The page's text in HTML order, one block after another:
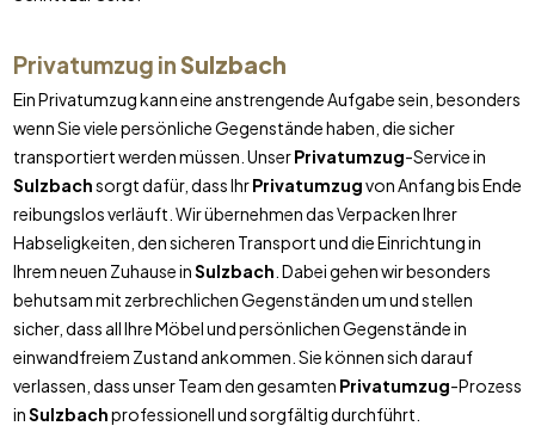
Privatumzug inSulzbach
Ein Privatumzug kann eine anstrengende Aufgabe sein, besonders
wenn Sie viele persönliche Gegenstände haben, die sicher
transportiert werden müssen. UnserPrivatumzug-Service in
Sulzbachsorgt dafür, dass IhrPrivatumzugvon Anfang bis Ende
reibungslos verläuft. Wir übernehmen das Verpacken Ihrer
Habseligkeiten, den sicheren Transport und die Einrichtung in
Ihrem neuen Zuhause inSulzbach . Dabei gehen wir besonders
behutsam mit zerbrechlichen Gegenständen um und stellen
sicher, dass all Ihre Möbel und persönlichen Gegenstände in
einwandfreiem Zustand ankommen. Sie können sich darauf
verlassen, dass unser Team den gesamten Privatumzug-Prozess
inSulzbachprofessionell und sorgfältig durchführt.